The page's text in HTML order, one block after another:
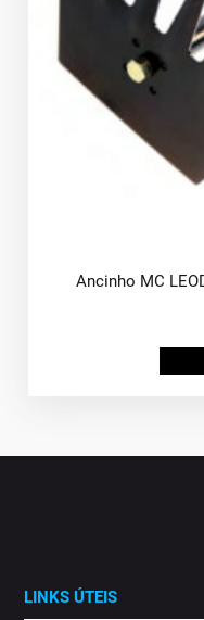
Ancinho MC
LINKS ÚTEIS